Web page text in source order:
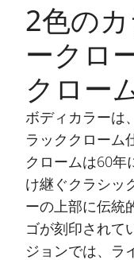
2色の
ークロ
クロー
ボディカラーは
ラッククローム
クロームは60年
け継ぐクラシッ
ーの上部に伝統
ゴが刻印されて
ジョンでは、ラ